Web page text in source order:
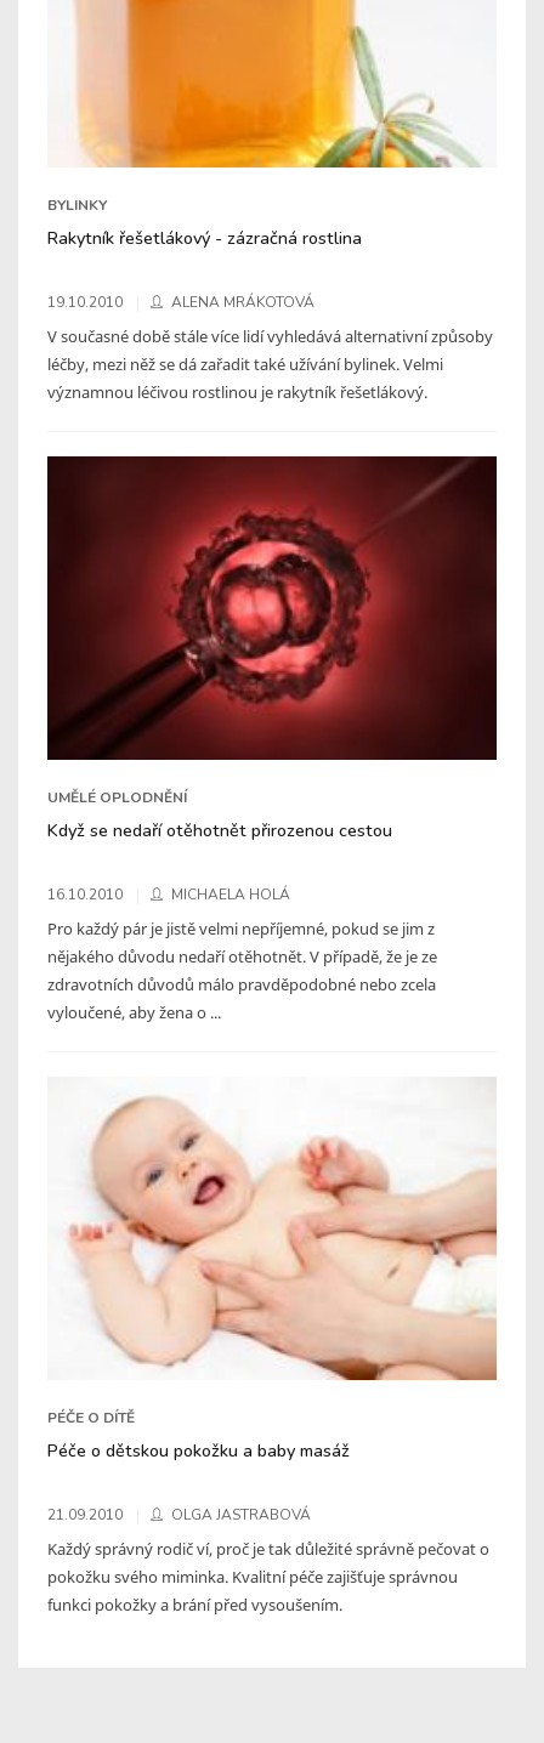
BYLINKY
Rakytník řešetlákový - zázračná rostlina
19.10.2010 ALENA MRÁKOTOVÁ
V současné době stále více lidí vyhledává alternativní způsoby
léčby, mezi něž se dá zařadit také užívání bylinek. Velmi
významnou léčivou rostlinou je rakytník řešetlákový.
UMĚLÉ OPLODNĚNÍ
Když se nedaří otěhotnět přirozenou cestou
16.10.2010 MICHAELA HOLÁ
Pro každý pár je jistě velmi nepříjemné, pokud se jim z
nějakého důvodu nedaří otěhotnět. V případě, že je ze
zdravotních důvodů málo pravděpodobné nebo zcela
vyloučené, aby žena o ...
PÉČE O DÍTĚ
Péče o dětskou pokožku a baby masáž
21.09.2010 OLGA JASTRABOVÁ
Každý správný rodič ví, proč je tak důležité správně pečovat o
pokožku svého miminka. Kvalitní péče zajišťuje správnou
funkci pokožky a brání před vysoušením.